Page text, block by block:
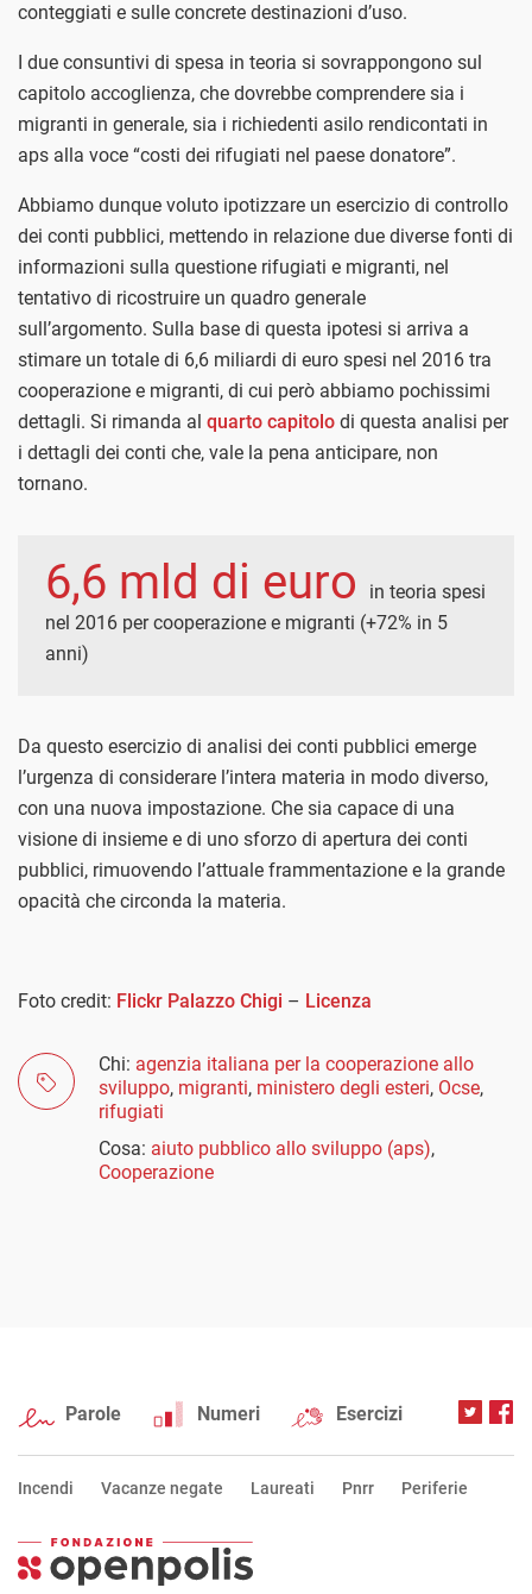
conteggiati e sulle concrete destinazioni d’uso.
I due consuntivi di spesa in teoria si sovrappongono sul
capitolo accoglienza, che dovrebbe comprendere sia i
migranti in generale, sia i richiedenti asilo rendicontati in
aps alla voce “costi dei rifugiati nel paese donatore”.
Abbiamo dunque voluto ipotizzare un esercizio di controllo
dei conti pubblici, mettendo in relazione due diverse fonti di
informazioni sulla questione rifugiati e migranti, nel
tentativo di ricostruire un quadro generale
sull’argomento. Sulla base di questa ipotesi si arriva a
stimare un totale di 6,6 miliardi di euro spesi nel 2016 tra
cooperazione e migranti, di cui però abbiamo pochissimi
dettagli. Si rimanda al quarto capitolo di questa analisi per
i dettagli dei conti che, vale la pena anticipare, non
tornano.
6,6 mld di euro
in teoria spesi
nel 2016 per cooperazione e migranti (+72% in 5
anni)
Da questo esercizio di analisi dei conti pubblici emerge
l’urgenza di considerare l’intera materia in modo diverso,
con una nuova impostazione. Che sia capace di una
visione di insieme e di uno sforzo di apertura dei conti
pubblici, rimuovendo l’attuale frammentazione e la grande
opacità che circonda la materia.
Foto credit: Flickr Palazzo Chigi – Licenza
Chi: agenzia italiana per la cooperazione allo
sviluppo, migranti, ministero degli esteri, Ocse,
rifugiati
Cosa: aiuto pubblico allo sviluppo (aps),
Cooperazione
Parole Numeri Esercizi
Incendi Vacanze negate Laureati Pnrr Periferie